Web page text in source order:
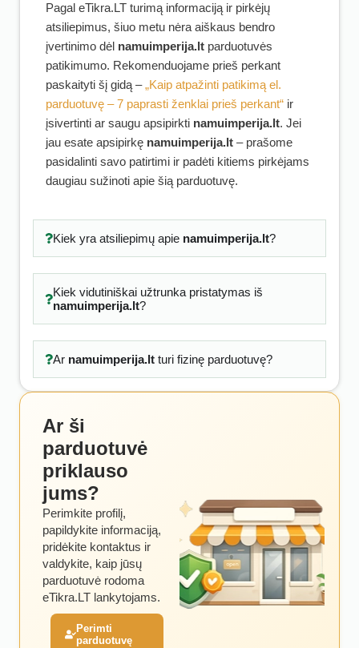
Pagal eTikra.LT turimą informaciją ir pirkėjų
atsiliepimus, šiuo metu nėra aiškaus bendro
įvertinimo dėl namuimperija.lt parduotuvės
patikimumo. Rekomenduojame prieš perkant
paskaityti šį gidą –„Kaip atpažinti patikimą el.
parduotuvę – 7 paprasti ženklai prieš perkant“ ir
įsivertinti ar saugu apsipirkti namuimperija.lt. Jei
jau esate apsipirkę namuimperija.lt – prašome
pasidalinti savo patirtimi ir padėti kitiems pirkėjams
daugiau sužinoti apie šią parduotuvę.
Kiek yra atsiliepimų apie namuimperija.lt?
Kiek vidutiniškai užtrunka pristatymas iš
namuimperija.lt?
Ar namuimperija.ltturi fizinę parduotuvę?
Ar ši
parduotuvė
priklauso
jums?
Perimkite profilį,
papildykite informaciją,
pridėkite kontaktus ir
valdykite, kaip jūsų
parduotuvė rodoma
eTikra.LT lankytojams.
Perimti
parduotuvę